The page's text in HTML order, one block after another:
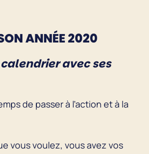
ANNÉE 2020
avec ses
de passer à l’action et à la
vous voulez, vous avez vos